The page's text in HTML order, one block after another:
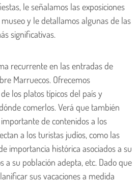
le señalamos las exposiciones
y le detallamos algunas de las
significativas.
recurrente en las entradas de
Marruecos. Ofrecemos
los platos típicos del país y
comerlos. Verá que también
de contenidos a los
a los turistas judíos, como las
importancia histórica asociados a su
a su población adepta, etc. Dado que
sus vacaciones a medida